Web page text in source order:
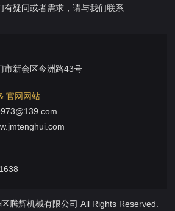
有疑问或者需求，请与我们联系
市新会区今洲路43号
官网网站
腾辉机械有限公司 All Rights Reserved.